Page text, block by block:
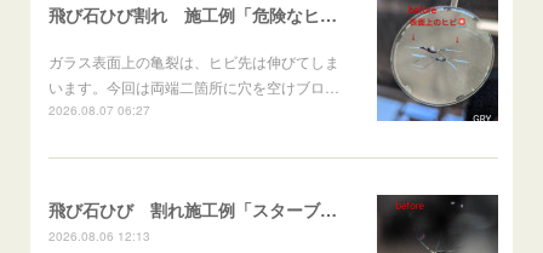
飛び石ひび割れ 施工例「危険なヒビ🚨⚠️表面上亀裂」ジムニー
ガラス表面上の亀裂は、ヒビ先は伸びてしま
います。今回は両端二箇所に穴を空けブロ…
2026.08.07 06:27
飛び石ひび 割れ施工例「スターブレイク系」 フリード
2026.08.06 12:13